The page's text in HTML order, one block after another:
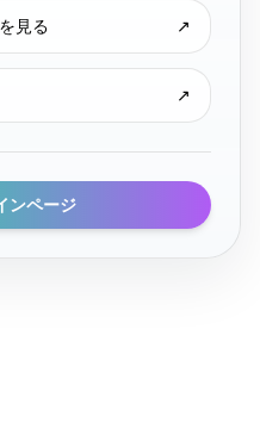
見る ↗
↗
ンページ